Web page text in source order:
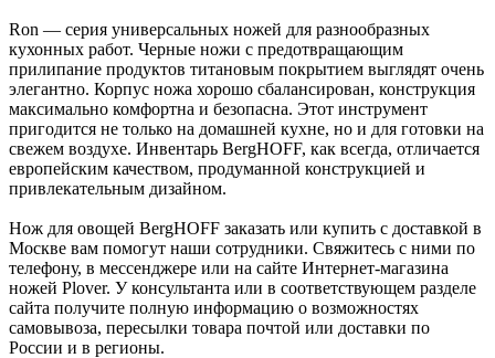
Ron — серия универсальных ножей для разнообразных
кухонных работ. Черные ножи с предотвращающим
прилипание продуктов титановым покрытием выглядят очень
элегантно. Корпус ножа хорошо сбалансирован, конструкция
максимально комфортна и безопасна. Этот инструмент
пригодится не только на домашней кухне, но и для готовки на
свежем воздухе. Инвентарь BergHOFF, как всегда, отличается
европейским качеством, продуманной конструкцией и
привлекательным дизайном.
Нож для овощей BergHOFF заказать или купить с доставкой в
Москве вам помогут наши сотрудники. Свяжитесь с ними по
телефону, в мессенджере или на сайте Интернет-магазина
ножей Plover. У консультанта или в соответствующем разделе
сайта получите полную информацию о возможностях
самовывоза, пересылки товара почтой или доставки по
России и в регионы.